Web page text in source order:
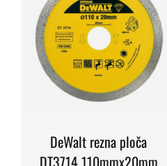
DeWalt rezna ploča
DT3714 110mmx20mm